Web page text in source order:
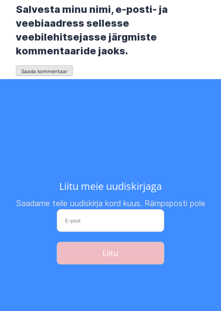
Salvesta minu nimi, e-posti- ja
veebiaadress sellesse
veebilehitsejasse järgmiste
kommentaaride jaoks.
Liitu meie uudiskirjaga
Saadame teile uudiskirja kord kuus. Rämpsposti pole
Liitu